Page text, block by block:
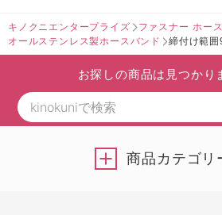
キノクニエンタープライズ ファスナー ホー
オールステンレス製ホースバンド
締付け範
お探しの商品は見つかり
商品カテゴリ